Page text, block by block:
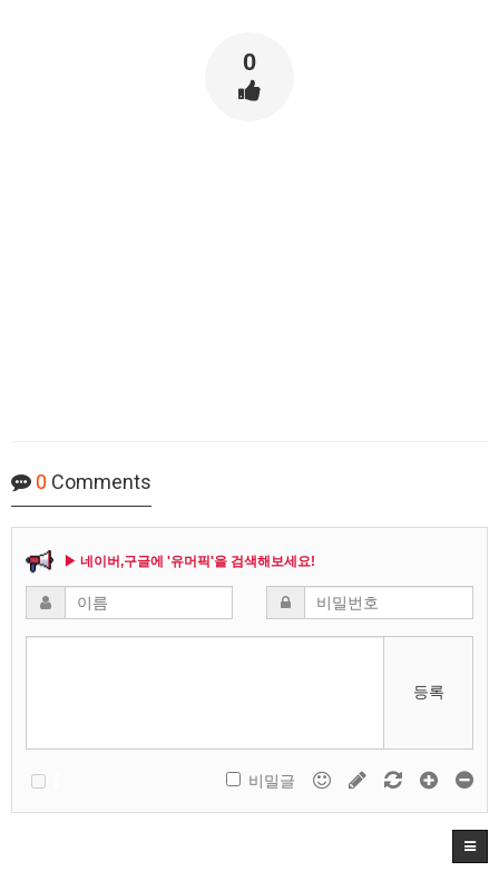
0
0 Comments
▶ 네이버,구글에 '유머픽'을 검색해보세요!
등록
비밀글